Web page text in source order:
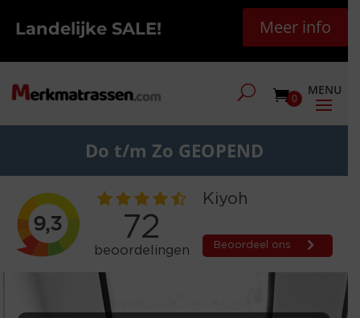
Landelijke SALE! Meer info
0
Do t/m Zo GEOPEND